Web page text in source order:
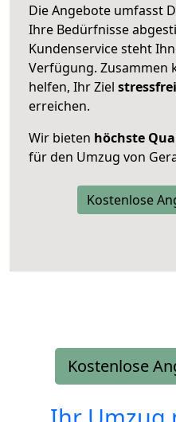
Die Angebote umfasst
Ihre Bedürfnisse
Kundenservice steht
Verfügung. Zusammen
helfen, Ihr Ziel
erreichen.
Wir bieten höchste
für den Umzug von
Kostenlose
Kostenlose